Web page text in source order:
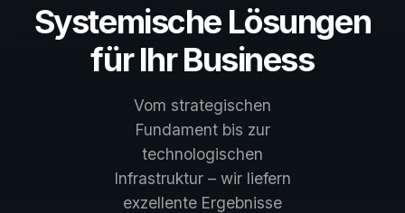
Systemische Lösungen
für Ihr Business
Vom strategischen
Fundament bis zur
technologischen
Infrastruktur – wir liefern
exzellente Ergebnisse